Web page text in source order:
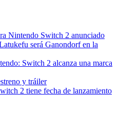
Nintendo Switch 2 anunciado
será Ganondorf en la
Switch 2 alcanza una marca
y tráiler
2 tiene fecha de lanzamiento